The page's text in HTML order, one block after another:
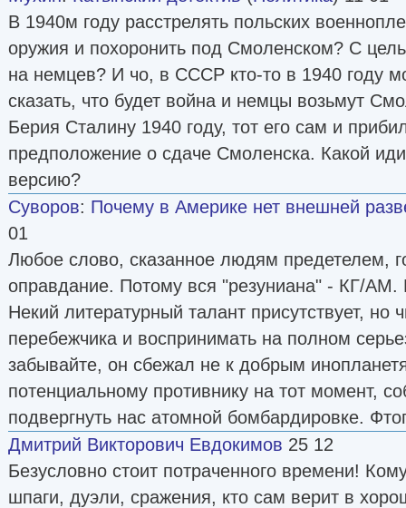
В 1940м году расстрелять польских
оружия и похоронить под Смоленском? С
на немцев? И чо, в СССР кто-то в 1940 году
сказать, что будет война и немцы возьмут
Берия Сталину 1940 году, тот его сам и
предположение о сдаче Смоленска. Какой
версию?
Суворов: Почему в Америке нет внешней
01
Любое слово, сказанное людям предетелем,
оправдание. Потому вся "резуниана" - КГ/АМ.
Некий литературный талант присутствует, но
перебежчика и воспринимать на полном
забывайте, он сбежал не к добрым
потенциальному противнику на тот момент,
подвергнуть нас атомной бомбардировке.
Дмитрий Викторович Евдокимов 25 12
Безусловно стоит потраченного времени!
шпаги, дуэли, сражения, кто сам верит в